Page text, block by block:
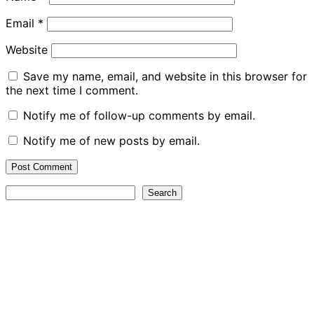
Email *
Website
Save my name, email, and website in this browser for
the next time I comment.
Notify me of follow-up comments by email.
Notify me of new posts by email.
Search